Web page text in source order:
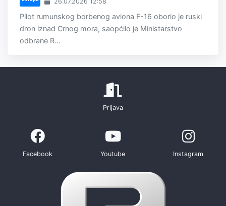
Pilot rumunskog borbenog aviona F-16 oborio je ruski
dron iznad Crnog mora, saopćilo je Ministarstvo
odbrane R...
Prijava
Facebook Youtube Instagram